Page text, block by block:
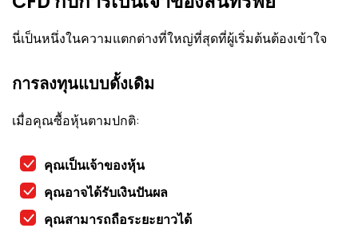
นี่เป็นหนึ่งในความแตกต่างที่ใหญ่ที่สุดที่ผู้เริ่มต้นต้องเข้าใจ
การลงทุนแบบดั้งเดิม
เมื่อคุณซื้อหุ้นตามปกติ:
คุณเป็นเจ้าของหุ้น
คุณอาจได้รับเงินปันผล
คุณสามารถถือระยะยาวได้